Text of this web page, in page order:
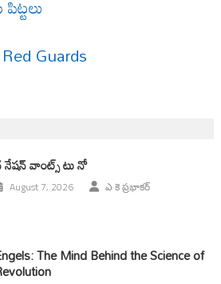
Guards
నేషన్ వాంట్స్ టు నో
August 7, 2026 ఎ కె ప్రభాకర్
The Mind Behind the Science of